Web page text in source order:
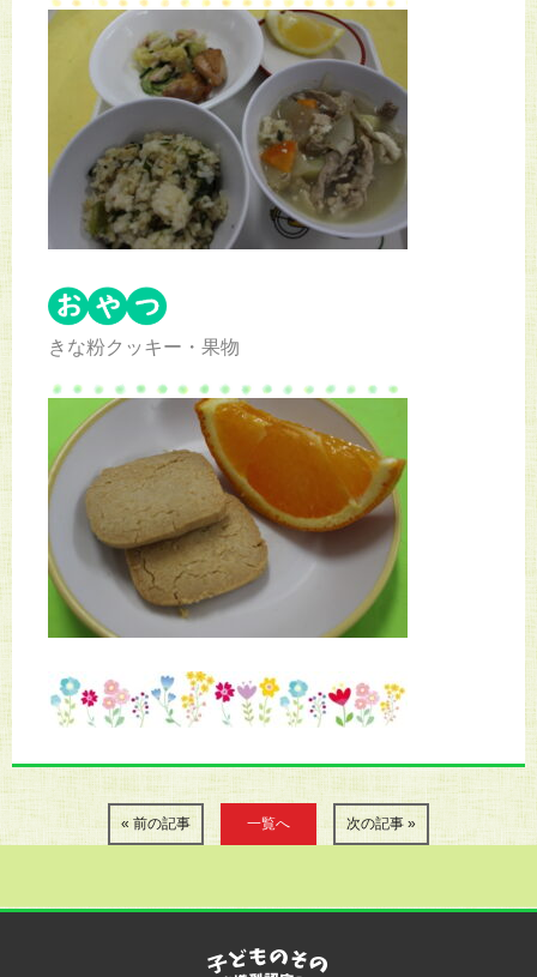
きな粉クッキー・果物
« 前の記事 一覧へ 次の記事 »